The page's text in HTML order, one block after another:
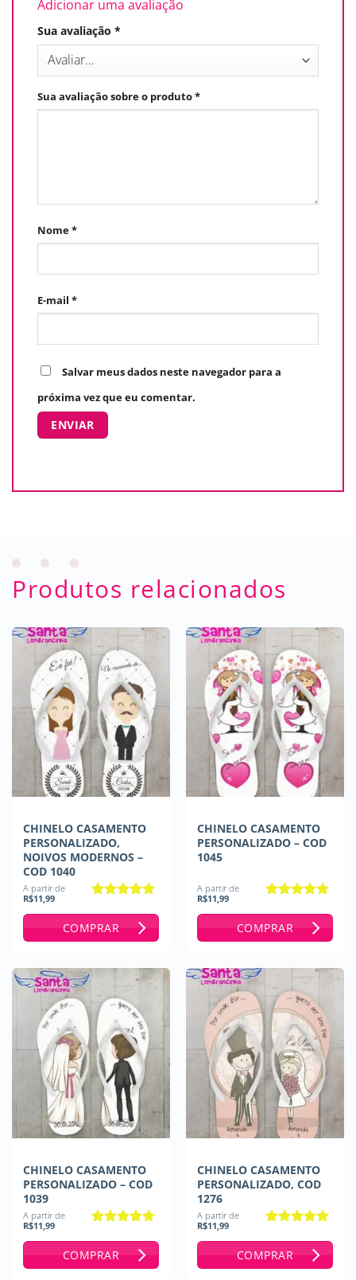
Adicionar uma avaliação
Sua avaliação *
Sua avaliação sobre o produto*
Nome*
E-mail *
Salvar meus dados neste navegador para a
próxima vez que eu comentar.
Produtos relacionados
CHINELO CASAMENTO
PERSONALIZADO,
NOIVOS MODERNOS –
COD 1040
A partir de
R$11,99
COMPRAR
CHINELO CASAMENTO
PERSONALIZADO – COD
1045
A partir de
R$11,99
COMPRAR
CHINELO CASAMENTO
PERSONALIZADO – COD
1039
de 5
A partir de
R$11,99
COMPRAR
CHINELO CASAMENTO
PERSONALIZADO, COD
1276
A partir de
R$11,99
COMPRAR